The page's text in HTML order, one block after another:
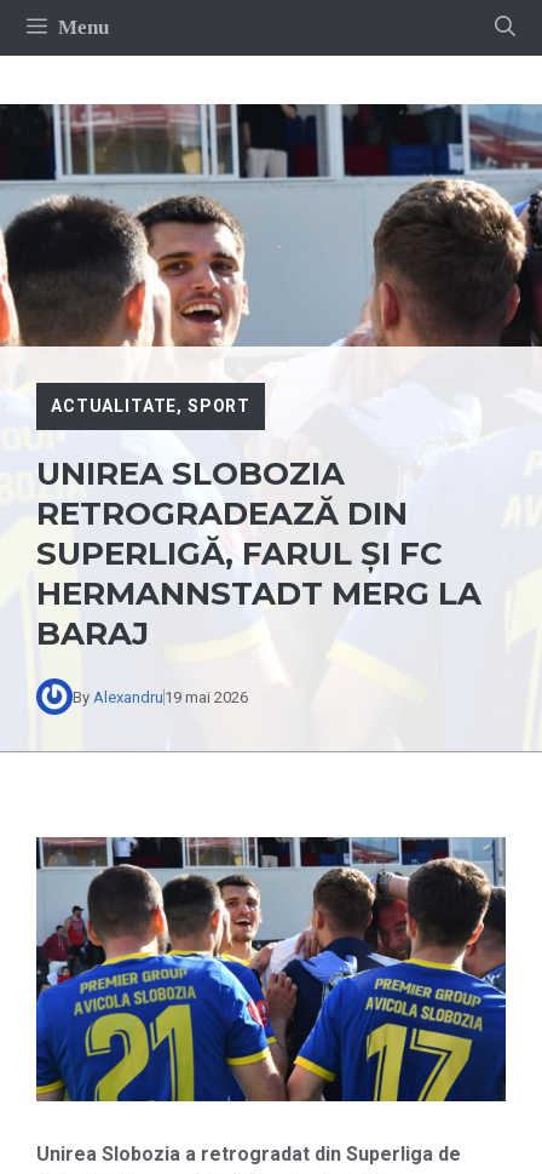
Sari
Menu
ACTUALITATE, SPORT
UNIREA SLOBOZIA
RETROGRADEAZĂ DIN
SUPERLIGĂ, FARUL ȘI FC
HERMANNSTADT MERG LA
BARAJ
By Alexandru 19 mai 2026
Unirea Slobozia a retrogradat din Superliga de